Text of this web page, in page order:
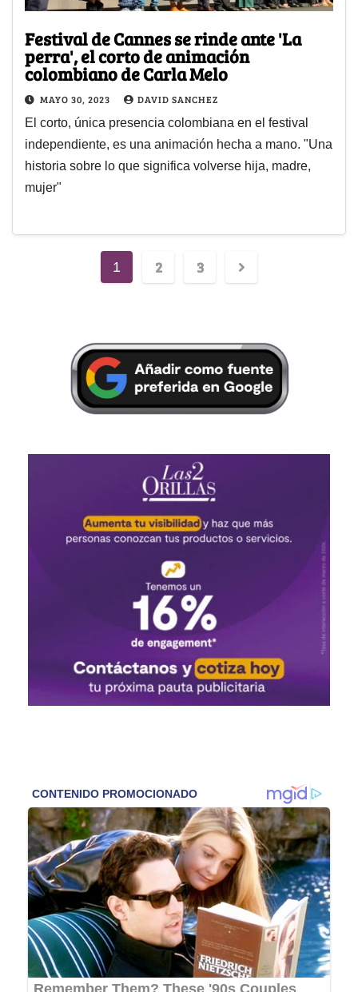
Festival de Cannes se rinde ante 'La
perra', el corto de animación
colombiano de Carla Melo
MAYO 30, 2023 DAVID SANCHEZ
El corto, única presencia colombiana en el festival
independiente, es una animación hecha a mano. "Una
historia sobre lo que significa volverse hija, madre,
mujer"
1 2 3